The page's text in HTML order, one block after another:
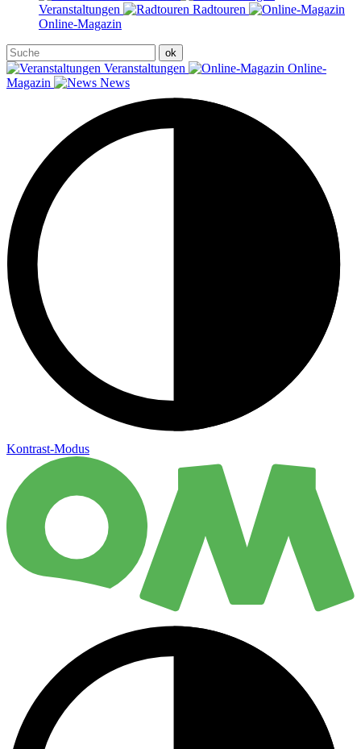
Veranstaltungen
Radtouren
Online-Magazin
Veranstaltungen
Online-
Magazin
News
Kontrast-Modus